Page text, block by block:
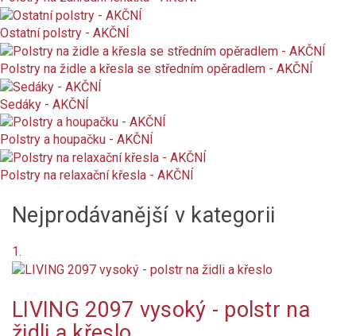
Není skladem
Nové produkty
Značka
Výška polstru (cm)
cm
cm
cm
cm
Tloušťka polstru (cm)
cm
Vzor
geometrický / abstraktní
Ostatní polstry - AKČNÍ
Polstry na židle a křesla se středním opěradlem - AKČNÍ
Sedáky - AKČNÍ
Polstry a houpačku - AKČNÍ
Polstry na relaxační křesla - AKČNÍ
Nejprodávanější v kategorii
1.
LIVING 2097 vysoký - polstr na